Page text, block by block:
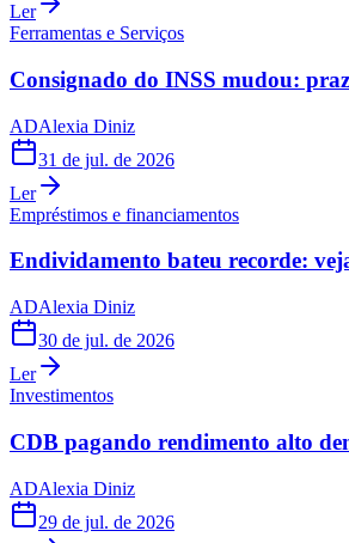
Ler
Ferramentas e Serviços
Consignado do INSS mudou:
ADAlexia Diniz
31 de jul. de 2026
Ler
Empréstimos e financiamentos
Endividamento bateu recorde:
ADAlexia Diniz
30 de jul. de 2026
Ler
Investimentos
CDB pagando rendimento alto
ADAlexia Diniz
29 de jul. de 2026